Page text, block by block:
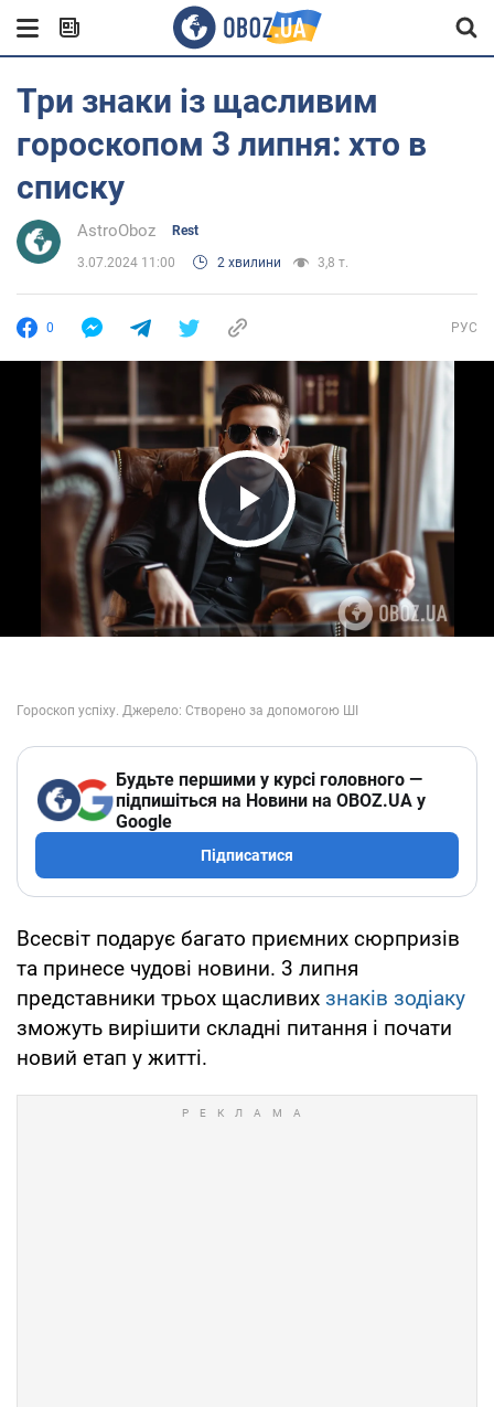
Три знаки із щасливим
гороскопом 3 липня: хто в
списку
AstroOboz Rest
3.07.2024 11:00 2 хвилини 3,8 т.
0 РУС
Play Video
Будьте першими у курсі головного —
підпишіться на Новини на OBOZ.UA у
Google
Підписатися
Всесвіт подарує багато приємних сюрпризів
та принесе чудові новини. 3 липня
представники трьох щасливих знаків зодіаку
зможуть вирішити складні питання і почати
новий етап у житті.